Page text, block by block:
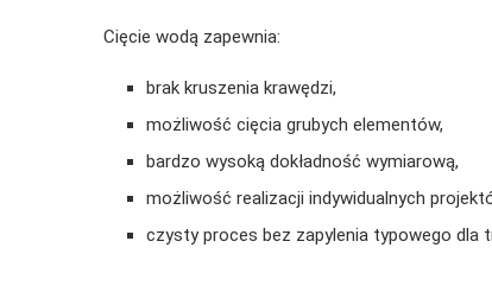
Cięcie wodą zapewnia:
brak kruszenia krawędzi,
możliwość cięcia grubych elementów,
bardzo wysoką dokładność wymiarową,
możliwość realizacji indywidualnych
czysty proces bez zapylenia typowego dla